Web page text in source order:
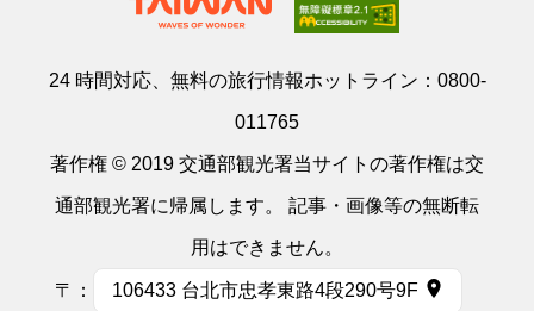
24 時間対応、無料の旅行情報ホットライン： 0800-
011765
著作権 © 2019 交通部観光署当サイトの著作権は交
通部観光署に帰属します。 記事・画像等の無断転
用はできません。
〒： 106433 台北市忠孝東路4段290号9F